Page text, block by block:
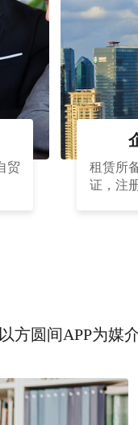
贸
租赁所
证，注
方圆间APP为媒